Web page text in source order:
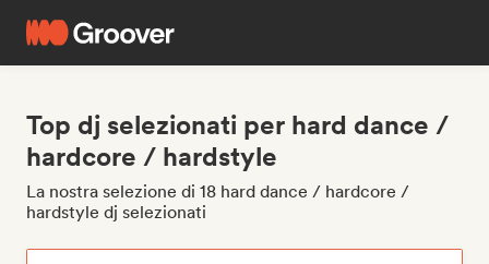
Top dj selezionati per hard dance /
hardcore / hardstyle
La nostra selezione di 18 hard dance / hardcore /
hardstyle dj selezionati